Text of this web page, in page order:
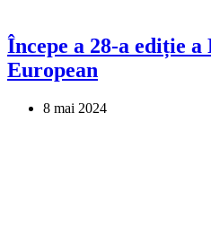
Începe a 28-a ediție
European
8 mai 2024